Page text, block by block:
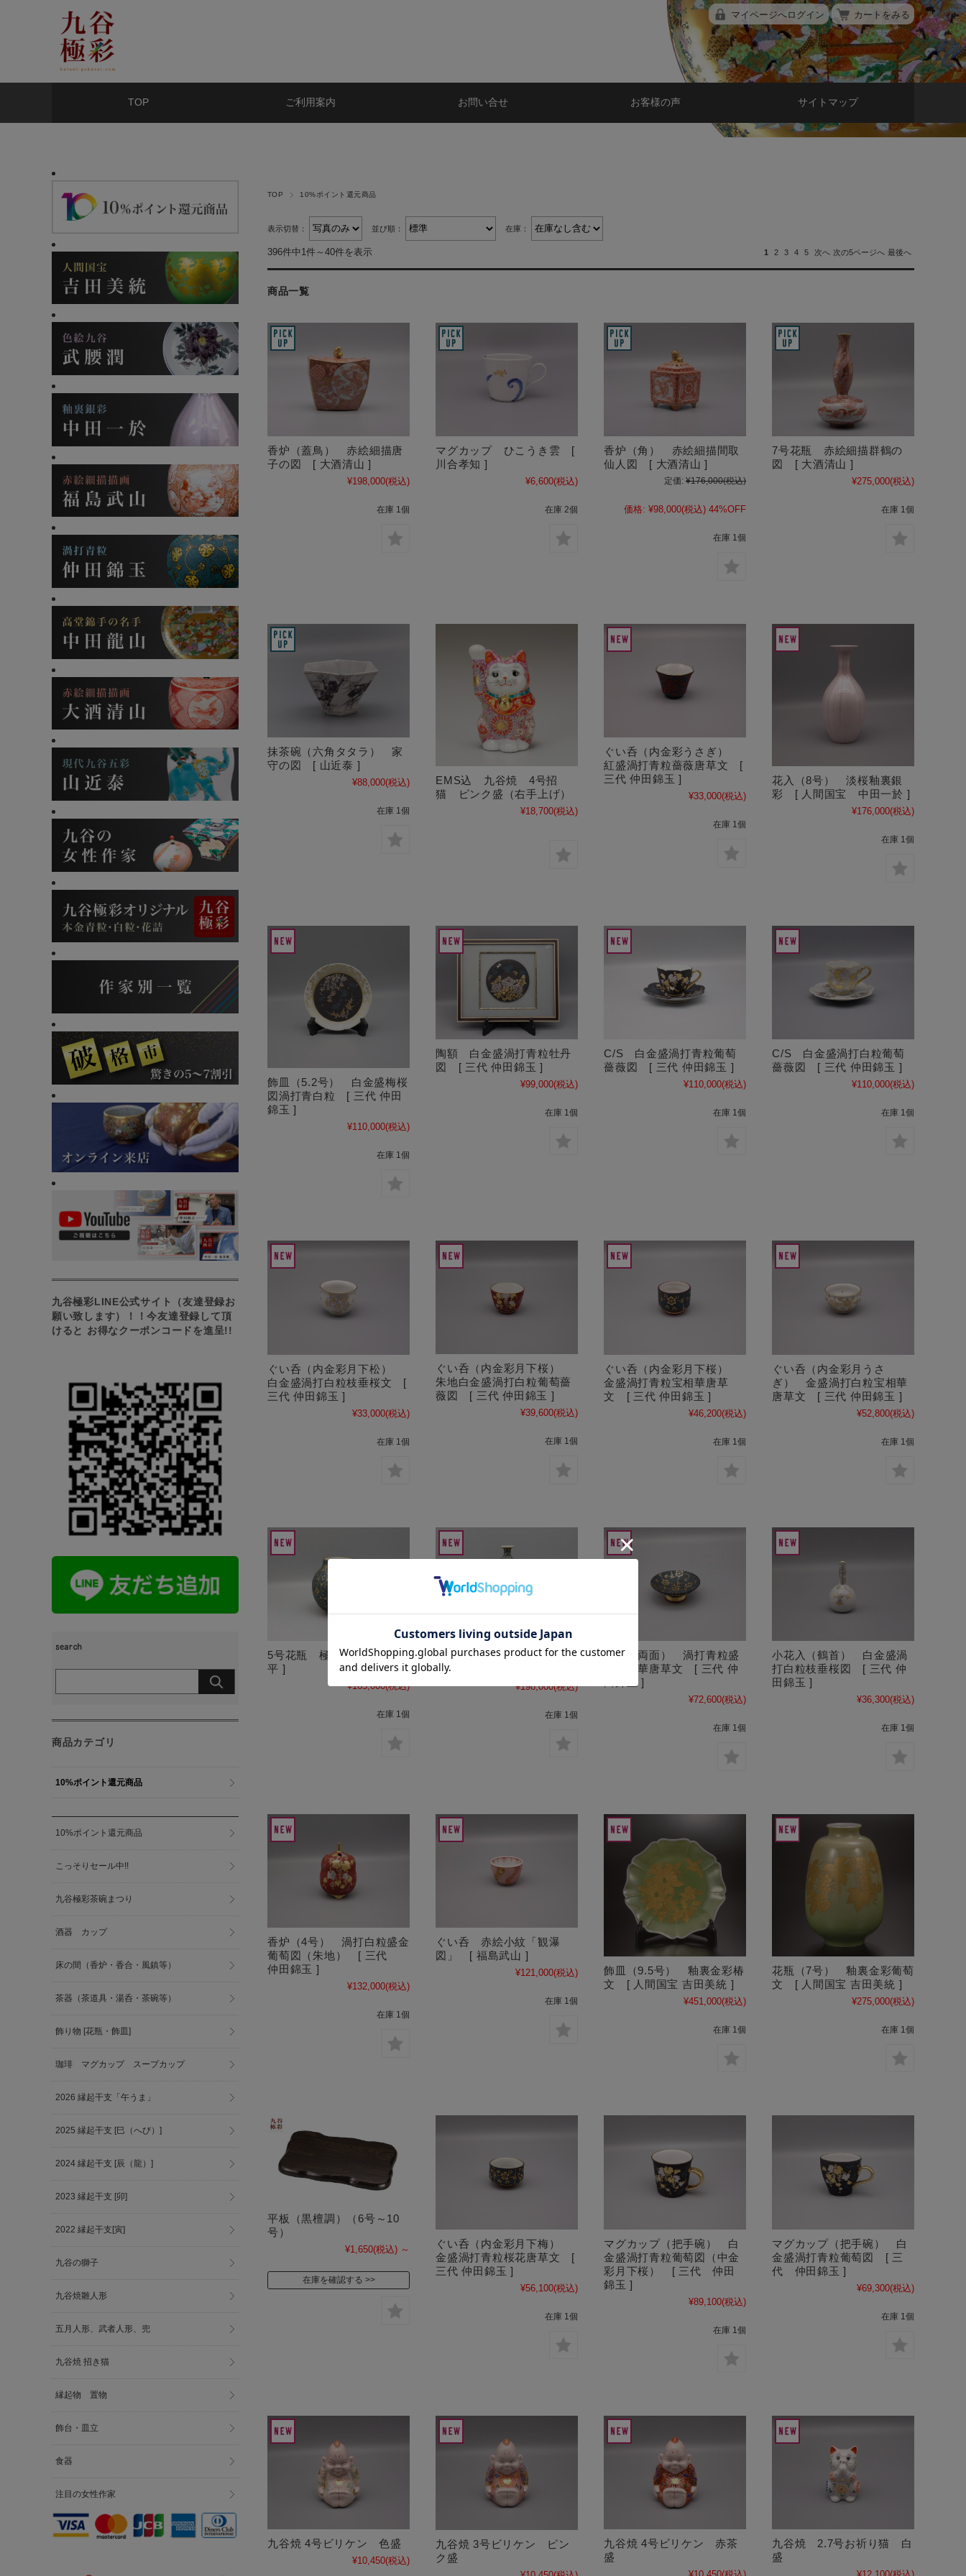
マイページへログイン カートをみる
TOP ご利用案内 お問い合せ お客様の声 サイトマップ
TOP 10%ポイント還元商品
表示切替： 並び順： 在庫：
396件中1件～40件を表示 1 2 3 4 5 次へ 次の5ページへ 最後へ
商品一覧
香炉（蓋鳥） 赤絵細描唐
子の図 [ 大酒清山 ]
¥198,000(税込)
在庫 1個
マグカップ ひこうき雲 [
川合孝知 ]
¥6,600(税込)
在庫 2個
香炉（角） 赤絵細描間取
仙人図 [ 大酒清山 ]
定価: ¥176,000(税込)
価格: ¥98,000(税込) 44%OFF
在庫 1個
7号花瓶 赤絵細描群鶴の
図 [ 大酒清山 ]
¥275,000(税込)
在庫 1個
抹茶碗（六角タタラ） 家
守の図 [ 山近泰 ]
¥88,000(税込)
在庫 1個
EMS込 九谷焼 4号招
猫 ピンク盛（右手上げ）
¥18,700(税込)
ぐい呑（内金彩うさぎ）
紅盛渦打青粒薔薇唐草文 [
三代 仲田錦玉 ]
¥33,000(税込)
在庫 1個
花入（8号） 淡桜釉裏銀
彩 [ 人間国宝 中田一於 ]
¥176,000(税込)
在庫 1個
飾皿（5.2号） 白金盛梅桜
図渦打青白粒 [ 三代 仲田
錦玉 ]
¥110,000(税込)
在庫 1個
陶額 白金盛渦打青粒牡丹
図 [ 三代 仲田錦玉 ]
¥99,000(税込)
在庫 1個
C/S 白金盛渦打青粒葡萄
薔薇図 [ 三代 仲田錦玉 ]
¥110,000(税込)
在庫 1個
C/S 白金盛渦打白粒葡萄
薔薇図 [ 三代 仲田錦玉 ]
¥110,000(税込)
在庫 1個
ぐい呑（内金彩月下松）
白金盛渦打白粒枝垂桜文 [
三代 仲田錦玉 ]
¥33,000(税込)
在庫 1個
ぐい呑（内金彩月下桜）
朱地白金盛渦打白粒葡萄薔
薇図 [ 三代 仲田錦玉 ]
¥39,600(税込)
在庫 1個
ぐい呑（内金彩月下桜）
金盛渦打青粒宝相華唐草
文 [ 三代 仲田錦玉 ]
¥46,200(税込)
在庫 1個
ぐい呑（内金彩月うさ
ぎ） 金盛渦打白粒宝相華
唐草文 [ 三代 仲田錦玉 ]
¥52,800(税込)
在庫 1個
5号花瓶 極上青粒 [ 林伊
平 ]
¥165,000(税込)
在庫 1個
6.5号花瓶 極上青粒 [ 林
伊平 ]
¥198,000(税込)
在庫 1個
酒盃（両面） 渦打青粒盛
金宝相華唐草文 [ 三代 仲
田錦玉 ]
¥72,600(税込)
在庫 1個
小花入（鶴首） 白金盛渦
打白粒枝垂桜図 [ 三代 仲
田錦玉 ]
¥36,300(税込)
在庫 1個
香炉（4号） 渦打白粒盛金
葡萄図（朱地） [ 三代
仲田錦玉 ]
¥132,000(税込)
在庫 1個
ぐい呑 赤絵小紋「観瀑
図」 [ 福島武山 ]
¥121,000(税込)
在庫 1個
飾皿（9.5号） 釉裏金彩椿
文 [ 人間国宝 吉田美統 ]
¥451,000(税込)
在庫 1個
花瓶（7号） 釉裏金彩葡萄
文 [ 人間国宝 吉田美統 ]
¥275,000(税込)
在庫 1個
平板（黒檀調）（6号～10
号）
¥1,650(税込) ～
在庫を確認する
ぐい呑（内金彩月下梅）
金盛渦打青粒桜花唐草文 [
三代 仲田錦玉 ]
¥56,100(税込)
在庫 1個
マグカップ（把手碗） 白
金盛渦打青粒葡萄図（中金
彩月下桜） [ 三代 仲田
錦玉 ]
¥89,100(税込)
在庫 1個
マグカップ（把手碗） 白
金盛渦打青粒葡萄図 [ 三
代 仲田錦玉 ]
¥69,300(税込)
在庫 1個
九谷焼 4号ビリケン 色盛
¥10,450(税込)
九谷焼 3号ビリケン ピン
ク盛
九谷焼 4号ビリケン 赤茶
盛
九谷焼 2.7号お祈り猫 白
盛
九谷極彩LINE公式サイト（友達登録お
願い致します）！！今友達登録して頂
けると お得なクーポンコードを進呈!!
商品カテゴリ
10%ポイント還元商品
10%ポイント還元商品
こっそりセール中!!
九谷極彩茶碗まつり
酒器 カップ
床の間（香炉・香合・風鎮等）
茶器（茶道具・湯呑・茶碗等）
飾り物 [花瓶・飾皿]
珈琲 マグカップ スープカップ
2026 縁起干支「午うま」
2025 縁起干支 [巳（へび）]
2024 縁起干支 [辰（龍）]
2023 縁起干支 [卯]
2022 縁起干支[寅]
九谷の獅子
九谷焼雛人形
五月人形、武者人形、兜
九谷焼 招き猫
縁起物 置物
飾台・皿立
食器
注目の女性作家